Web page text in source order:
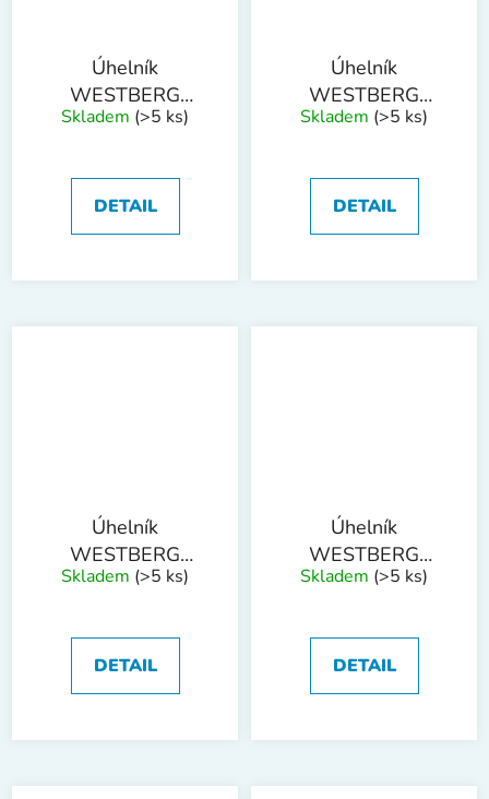
Úhelník
WESTBERG
600x400mm
Skladem (>5 ks)
DETAIL
Úhelník
WESTBERG
250mm
Skladem (>5 ks)
DETAIL
Úhelník
WESTBERG
300mm
Skladem (>5 ks)
DETAIL
Úhelník
WESTBERG
350mm
Skladem (>5 ks)
DETAIL